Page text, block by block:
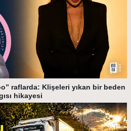
raflarda: Klişeleri yıkan bir beden
hikayesi